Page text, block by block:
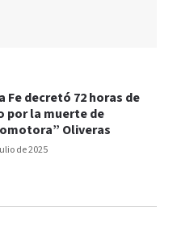
de 2025
Fe decretó 72 horas de
por la muerte de
Oliveras